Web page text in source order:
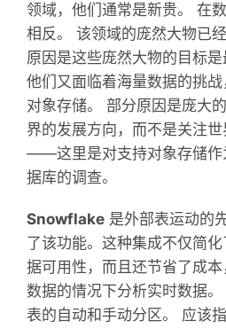
领域，他们通常是新贵。 在
相反。 该领域的庞然大物已
原因是这些庞然大物的目标
他们又面临着海量数据的挑
对象存储。 部分原因是庞大
界的发展方向，而不是关注
——这里是对支持对象存储作
据库的调查。
Snowflake 是外部表运动的
了该功能。这种集成不仅简
据可用性，而且还节省了成
数据的情况下分析实时数据
表的自动和手动分区。 应该